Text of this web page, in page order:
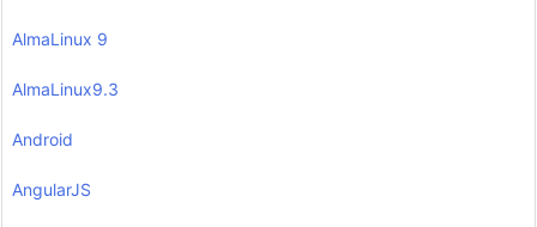
AlmaLinux 9
AlmaLinux9.3
Android
AngularJS